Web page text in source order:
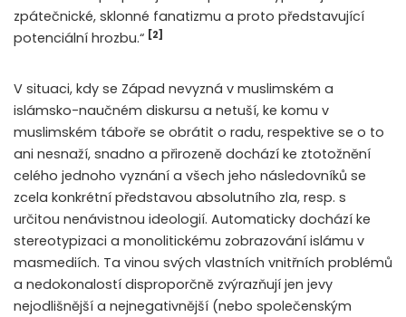
zpátečnické, sklonné fanatizmu a proto představující
potenciální hrozbu.“ [2]
V situaci, kdy se Západ nevyzná v muslimském a
islámsko-naučném diskursu a netuší, ke komu v
muslimském táboře se obrátit o radu, respektive se o to
ani nesnaží, snadno a přirozeně dochází ke ztotožnění
celého jednoho vyznání a všech jeho následovníků se
zcela konkrétní představou absolutního zla, resp. s
určitou nenávistnou ideologií. Automaticky dochází ke
stereotypizaci a monolitickému zobrazování islámu v
masmediích. Ta vinou svých vlastních vnitřních problémů
a nedokonalostí disproporčně zvýrazňují jen jevy
nejodlišnější a nejnegativnější (nebo společenským